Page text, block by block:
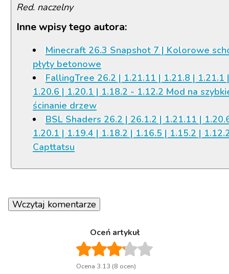
Red. naczelny
Inne wpisy tego autora:
Minecraft 26.3 Snapshot 7 | Kolorowe
płyty betonowe
FallingTree 26.2 | 1.21.11 | 1.21.8 | 1.21.1 |
1.20.6 | 1.20.1 | 1.18.2 - 1.12.2 Mod na
ścinanie drzew
BSL Shaders 26.2 | 26.1.2 | 1.21.11 |
1.20.1 | 1.19.4 | 1.18.2 | 1.16.5 | 1.15.2 |
Capttatsu
Wczytaj komentarze
Oceń artykuł
Ocena 3.13 (8 ocen)